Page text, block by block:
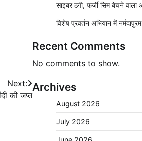
Next:
की जप्त
साइबर ठगी, फर्जी सिम बेचने वाला
विशेष प्रवर्तन अभियान में
Recent Comments
No comments to show.
Archives
August 2026
July 2026